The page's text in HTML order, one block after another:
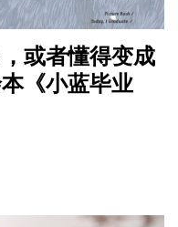
或者懂得变成
《小蓝毕业